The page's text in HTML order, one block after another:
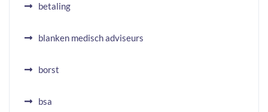
betaling
blanken medisch adviseurs
borst
bsa